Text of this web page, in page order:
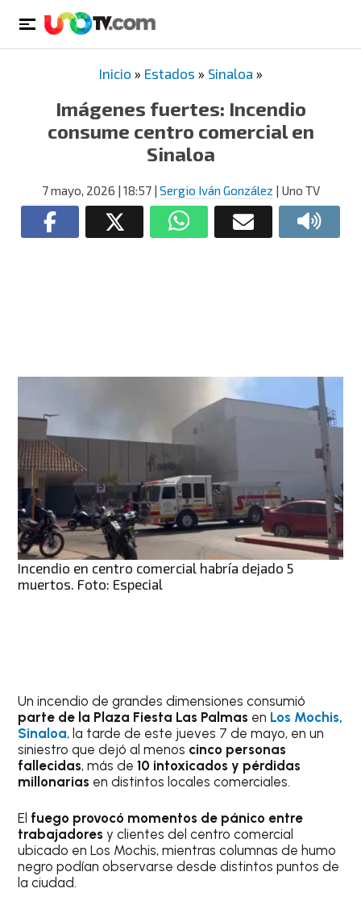
Inicio » Estados » Sinaloa »
Imágenes fuertes: Incendio
consume centro comercial en
Sinaloa
7 mayo, 2026 | 18:57| Sergio Iván González | Uno TV
Incendio en centro comercial habría dejado 5
muertos. Foto: Especial
Un incendio de grandes dimensiones consumió
parte de la Plaza Fiesta Las Palmas en Los Mochis,
Sinaloa, la tarde de este jueves 7 de mayo, en un
siniestro que dejó al menos cinco personas
fallecidas, más de10 intoxicados y pérdidas
millonarias en distintos locales comerciales.
El fuego provocó momentos de pánico entre
trabajadores y clientes del centro comercial
ubicado en Los Mochis, mientras columnas de humo
negro podían observarse desde distintos puntos de
la ciudad.